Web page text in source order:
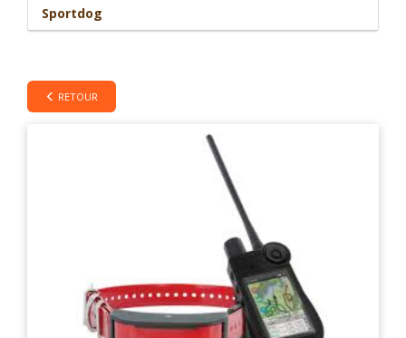
Sportdog
RETOUR